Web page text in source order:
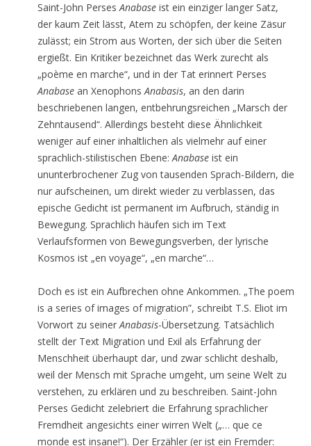
Saint-John Perses Anabase ist ein einziger langer Satz,
der kaum Zeit lässt, Atem zu schöpfen, der keine Zäsur
zulässt; ein Strom aus Worten, der sich über die Seiten
ergießt. Ein Kritiker bezeichnet das Werk zurecht als
„poème en marche“, und in der Tat erinnert Perses
Anabase an XenophonsAnabasis, an den darin
beschriebenen langen, entbehrungsreichen „Marsch der
Zehntausend“. Allerdings besteht diese Ähnlichkeit
weniger auf einer inhaltlichen als vielmehr auf einer
sprachlich-stilistischen Ebene:Anabase ist ein
ununterbrochener Zug von tausenden Sprach-Bildern, die
nur aufscheinen, um direkt wieder zu verblassen, das
epische Gedicht ist permanent im Aufbruch, ständig in
Bewegung. Sprachlich häufen sich im Text
Verlaufsformen von Bewegungsverben, der lyrische
Kosmos ist „en voyage“, „en marche“…
Doch es ist ein Aufbrechen ohne Ankommen. „The poem
is a series of images of migration”, schreibt T.S. Eliot im
Vorwort zu seinerAnabasis-Übersetzung. Tatsächlich
stellt der Text Migration und Exil als Erfahrung der
Menschheit überhaupt dar, und zwar schlicht deshalb,
weil der Mensch mit Sprache umgeht, um seine Welt zu
verstehen, zu erklären und zu beschreiben. Saint-John
Perses Gedicht zelebriert die Erfahrung sprachlicher
Fremdheit angesichts einer wirren Welt („… que ce
monde est insane!“). Der Erzähler (er ist ein Fremder: